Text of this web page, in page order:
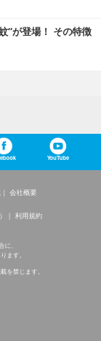
”が登場！ その特徴
YouTube
会社概要
利用規約
、
ます。
を禁じます。